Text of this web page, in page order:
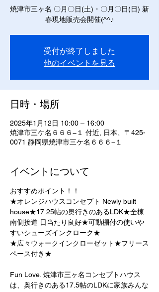
焼津市三ヶ名 〇月〇日(土)・〇月〇日(日) 新
春現地販売会開催(^^♪
受付が終了しました
他のイベントを見る
日時・場所
2025年1月12日 10:00 – 16:00
焼津市三ケ名６６６−１ 付近, 日本、〒425-
0071 静岡県焼津市三ケ名６６６−１
イベントについて
★オレンジハウスコンセプト Newly built
house★17.25帖の奥行きのあるLDK★全棟
南側接道 日当たり良好★可動棚付の使いや
すいシューズインクローク★
★広々ウォークインクローゼット★フリース
ペース付き★
Fun Love. 焼津市三ヶ名コンセプトハウス
は、奥行きのある17.5帖のLDKに家族みんな